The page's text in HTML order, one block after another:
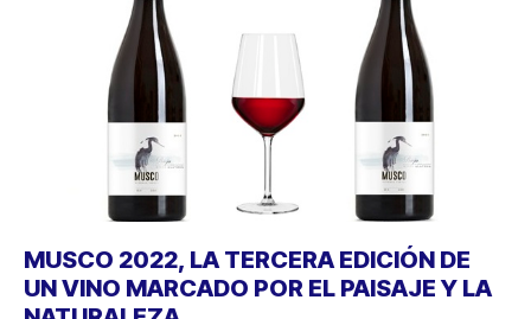
MUSCO 2022, LA TERCERA EDICIÓN DE
UN VINO MARCADO POR EL PAISAJE Y LA